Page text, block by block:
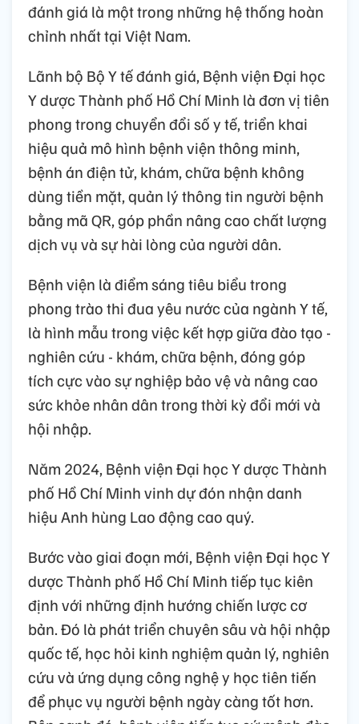
đánh giá là một trong những hệ thống hoàn
chỉnh nhất tại Việt Nam.
Lãnh bộ Bộ Y tế đánh giá, Bệnh viện Đại học
Y dược Thành phố Hồ Chí Minh là đơn vị tiên
phong trong chuyển đổi số y tế, triển khai
hiệu quả mô hình bệnh viện thông minh,
bệnh án điện tử, khám, chữa bệnh không
dùng tiền mặt, quản lý thông tin người bệnh
bằng mã QR, góp phần nâng cao chất lượng
dịch vụ và sự hài lòng của người dân.
Bệnh viện là điểm sáng tiêu biểu trong
phong trào thi đua yêu nước của ngành Y tế,
là hình mẫu trong việc kết hợp giữa đào tạo -
nghiên cứu - khám, chữa bệnh, đóng góp
tích cực vào sự nghiệp bảo vệ và nâng cao
sức khỏe nhân dân trong thời kỳ đổi mới và
hội nhập.
Năm 2024, Bệnh viện Đại học Y dược Thành
phố Hồ Chí Minh vinh dự đón nhận danh
hiệu Anh hùng Lao động cao quý.
Bước vào giai đoạn mới, Bệnh viện Đại học Y
dược Thành phố Hồ Chí Minh tiếp tục kiên
định với những định hướng chiến lược cơ
bản. Đó là phát triển chuyên sâu và hội nhập
quốc tế, học hỏi kinh nghiệm quản lý, nghiên
cứu và ứng dụng công nghệ y học tiên tiến
để phục vụ người bệnh ngày càng tốt hơn.